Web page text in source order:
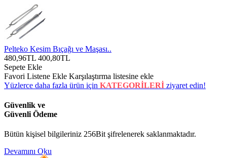
Pelteko Kesim Bıçağı ve Maşası..
480,96TL 400,80TL
Sepete Ekle
Favori Listene Ekle Karşılaştırma listesine ekle
Yüzlerce daha fazla ürün için KATEGORİLERİ ziyaret edin!
Güvenlik ve
Güvenli Ödeme
Bütün kişisel bilgileriniz 256Bit şifrelenerek saklanmaktadır.
Devamını Oku